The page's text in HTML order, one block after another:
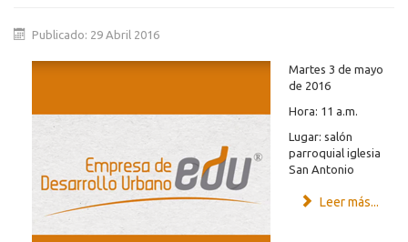
Publicado: 29 Abril 2016
Martes 3 de mayo
de 2016
Hora: 11 a.m.
Lugar: salón
parroquial iglesia
San Antonio
Leer más...